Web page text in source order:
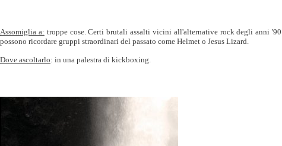
Assomiglia a: troppe cose. Certi brutali assalti vicini all'alternative rock degli anni '90
possono ricordare gruppi straordinari del passato come Helmet o Jesus Lizard.
Dove ascoltarlo: in una palestra di kickboxing.